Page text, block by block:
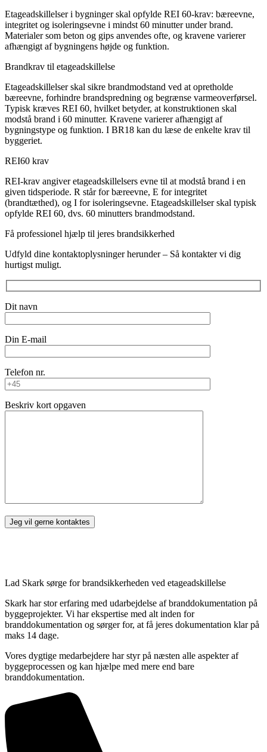
Etageadskillelser i bygninger skal opfylde REI 60-krav: bæreevne,
integritet og isoleringsevne i mindst 60 minutter under brand.
Materialer som beton og gips anvendes ofte, og kravene varierer
afhængigt af bygningens højde og funktion.
Brandkrav til etageadskillelse
Etageadskillelser skal sikre brandmodstand ved at opretholde
bæreevne, forhindre brandspredning og begrænse varmeoverførsel.
Typisk kræves REI 60, hvilket betyder, at konstruktionen skal
modstå brand i 60 minutter. Kravene varierer afhængigt af
bygningstype og funktion. I BR18 kan du læse de enkelte krav til
byggeriet.
REI60 krav
REI-krav angiver etageadskillelsers evne til at modstå brand i en
given tidsperiode. R står for bæreevne, E for integritet
(brandtæthed), og I for isoleringsevne. Etageadskillelser skal typisk
opfylde REI 60, dvs. 60 minutters brandmodstand.
Få professionel hjælp til jeres brandsikkerhed
Udfyld dine kontaktoplysninger herunder – Så kontakter vi dig
hurtigst muligt.
Dit navn
Din E-mail
Telefon nr.
Beskriv kort opgaven
Lad Skark sørge for brandsikkerheden ved etageadskillelse
Skark har stor erfaring med udarbejdelse af branddokumentation på
byggeprojekter. Vi har ekspertise med alt inden for
branddokumentation og sørger for, at få jeres dokumentation klar på
maks 14 dage.
Vores dygtige medarbejdere har styr på næsten alle aspekter af
byggeprocessen og kan hjælpe med mere end bare
branddokumentation.